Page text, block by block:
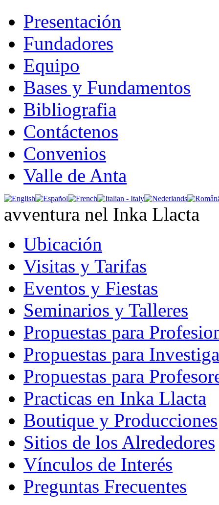
Presentación
Fundadores
Equipo
Bases y Fundamentos
Bibliografia
Contáctenos
Convenios
Valle de Anta
avventura nel Inka Llacta
Ubicación
Visitas y Tarifas
Eventos y Fiestas
Seminarios y Talleres
Propuestas para
Propuestas para
Propuestas para
Practicas en Inka Llacta
Boutique y Producciones
Sitios de los Alrededores
Vínculos de Interés
Preguntas Frecuentes